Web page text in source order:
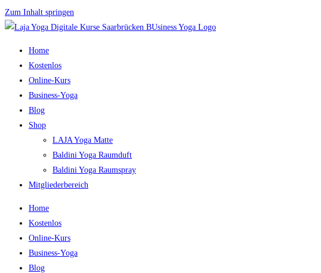
Zum Inhalt springen
Home
Kostenlos
Online-Kurs
Business-Yoga
Blog
Shop
LAJA Yoga Matte
Baldini Yoga Raumduft
Baldini Yoga Raumspray
Mitgliederbereich
Home
Kostenlos
Online-Kurs
Business-Yoga
Blog